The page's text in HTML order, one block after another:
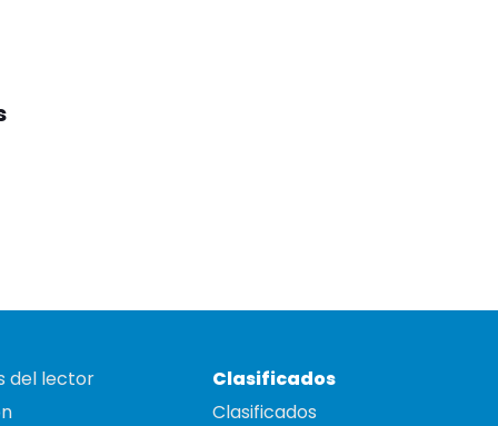
del lector
Clasificados
Clasificados